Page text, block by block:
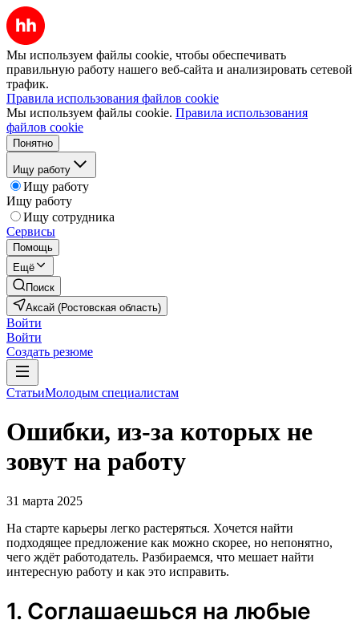
Мы используем файлы cookie, чтобы обеспечивать
правильную работу нашего веб-сайта и анализировать сетевой
трафик.
Правила использования файлов cookie
Мы используем файлы cookie. Правила использования
файлов cookie
Понятно
Ищу работу
Ищу работу
Ищу работу
Ищу сотрудника
Сервисы
Помощь
Ещё
Поиск
Аксай (Ростовская область)
Войти
Войти
Создать резюме
СтатьиМолодым специалистам
Ошибки, из-за которых не
зовут на работу
31 марта 2025
На старте карьеры легко растеряться. Хочется найти
подходящее предложение как можно скорее, но непонятно,
чего ждёт работодатель. Разбираемся, что мешает найти
интересную работу и как это исправить.
1. Соглашаешься на любые